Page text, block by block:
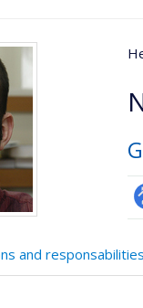
and responsabilities